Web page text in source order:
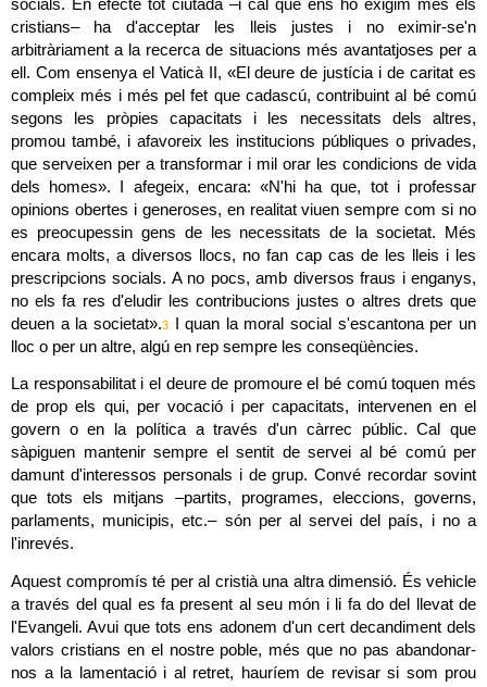
socials. En efecte tot ciutadà –i cal que ens ho exigim més els
cristians– ha d'acceptar les lleis justes i no eximir-se'n
arbitràriament a la recerca de situacions més avantatjoses per a
ell. Com ensenya el Vaticà II, «El deure de justícia i de caritat es
compleix més i més pel fet que cadascú, contribuint al bé comú
segons les pròpies capacitats i les necessitats dels altres,
promou també, i afavoreix les institucions públiques o privades,
que serveixen per a transformar i mil orar les condicions de vida
dels homes». I afegeix, encara: «N'hi ha que, tot i professar
opinions obertes i generoses, en realitat viuen sempre com si no
es preocupessin gens de les necessitats de la societat. Més
encara molts, a diversos llocs, no fan cap cas de les lleis i les
prescripcions socials. A no pocs, amb diversos fraus i enganys,
no els fa res d'eludir les contribucions justes o altres drets que
deuen a la societat».3 I quan la moral social s'escantona per un
lloc o per un altre, algú en rep sempre les conseqüències.
La responsabilitat i el deure de promoure el bé comú toquen més
de prop els qui, per vocació i per capacitats, intervenen en el
govern o en la política a través d'un càrrec públic. Cal que
sàpiguen mantenir sempre el sentit de servei al bé comú per
damunt d'interessos personals i de grup. Convé recordar sovint
que tots els mitjans –partits, programes, eleccions, governs,
parlaments, municipis, etc.– són per al servei del país, i no a
l'inrevés.
Aquest compromís té per al cristià una altra dimensió. És vehicle
a través del qual es fa present al seu món i li fa do del llevat de
l'Evangeli. Avui que tots ens adonem d'un cert decandiment dels
valors cristians en el nostre poble, més que no pas abandonar-
nos a la lamentació i al retret, hauríem de revisar si som prou